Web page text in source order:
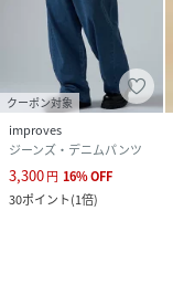
クーポン対象
improves
ジーンズ・デニムパンツ
3,300円 16%OFF
30ポイント(1倍)